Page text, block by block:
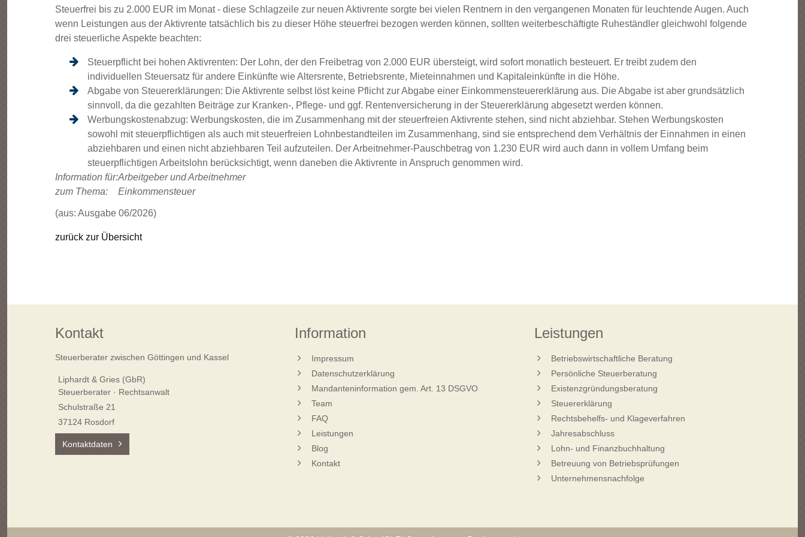
Steuerfrei bis zu 2.000 EUR im Monat - diese Schlagzeile zur neuen Aktivrente sorgte bei vielen Rentnern in den vergangenen Monaten für leuchtende Augen. Auch
wenn Leistungen aus der Aktivrente tatsächlich bis zu dieser Höhe steuerfrei bezogen werden können, sollten weiterbeschäftigte Ruheständler gleichwohl folgende
drei steuerliche Aspekte beachten:
Steuerpflicht bei hohen Aktivrenten: Der Lohn, der den Freibetrag von 2.000 EUR übersteigt, wird sofort monatlich besteuert. Er treibt zudem den
individuellen Steuersatz für andere Einkünfte wie Altersrente, Betriebsrente, Mieteinnahmen und Kapitaleinkünfte in die Höhe.
Abgabe von Steuererklärungen: Die Aktivrente selbst löst keine Pflicht zur Abgabe einer Einkommensteuererklärung aus. Die Abgabe ist aber grundsätzlich
sinnvoll, da die gezahlten Beiträge zur Kranken-, Pflege- und ggf. Rentenversicherung in der Steuererklärung abgesetzt werden können.
Werbungskostenabzug: Werbungskosten, die im Zusammenhang mit der steuerfreien Aktivrente stehen, sind nicht abziehbar. Stehen Werbungskosten
sowohl mit steuerpflichtigen als auch mit steuerfreien Lohnbestandteilen im Zusammenhang, sind sie entsprechend dem Verhältnis der Einnahmen in einen
abziehbaren und einen nicht abziehbaren Teil aufzuteilen. Der Arbeitnehmer-Pauschbetrag von 1.230 EUR wird auch dann in vollem Umfang beim
steuerpflichtigen Arbeitslohn berücksichtigt, wenn daneben die Aktivrente in Anspruch genommen wird.
Information für:Arbeitgeber und Arbeitnehmer
zum Thema:
Einkommensteuer
(aus: Ausgabe 06/2026)
zurück zur Übersicht
Kontakt
Steuerberater zwischen Göttingen und Kassel
Liphardt & Gries (GbR)
Steuerberater · Rechtsanwalt
Schulstraße 21
37124 Rosdorf
Kontaktdaten
Information
Impressum
Datenschutzerklärung
Mandanteninformation gem. Art. 13 DSGVO
Team
FAQ
Leistungen
Blog
Kontakt
Leistungen
Betriebswirtschaftliche Beratung
Persönliche Steuerberatung
Existenzgründungsberatung
Steuererklärung
Rechtsbehelfs- und Klageverfahren
Jahresabschluss
Lohn- und Finanzbuchhaltung
Betreuung von Betriebsprüfungen
Unternehmensnachfolge